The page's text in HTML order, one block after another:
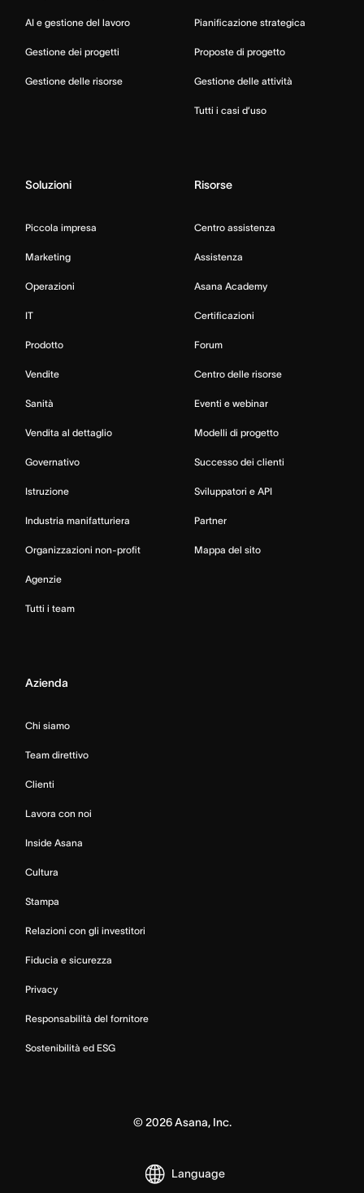
AI e gestione del lavoro
Gestione dei progetti
Gestione delle risorse
Pianificazione strategica
Proposte di progetto
Gestione delle attività
Tutti i casi d’uso
Soluzioni
Piccola impresa
Marketing
Operazioni
IT
Prodotto
Vendite
Sanità
Vendita al dettaglio
Governativo
Istruzione
Industria manifatturiera
Organizzazioni non-profit
Agenzie
Tutti i team
Risorse
Centro assistenza
Assistenza
Asana Academy
Certificazioni
Forum
Centro delle risorse
Eventi e webinar
Modelli di progetto
Successo dei clienti
Sviluppatori e API
Partner
Mappa del sito
Azienda
Chi siamo
Team direttivo
Clienti
Lavora con noi
Inside Asana
Cultura
Stampa
Relazioni con gli investitori
Fiducia e sicurezza
Privacy
Responsabilità del fornitore
Sostenibilità ed ESG
© 2026Asana, Inc.
Language